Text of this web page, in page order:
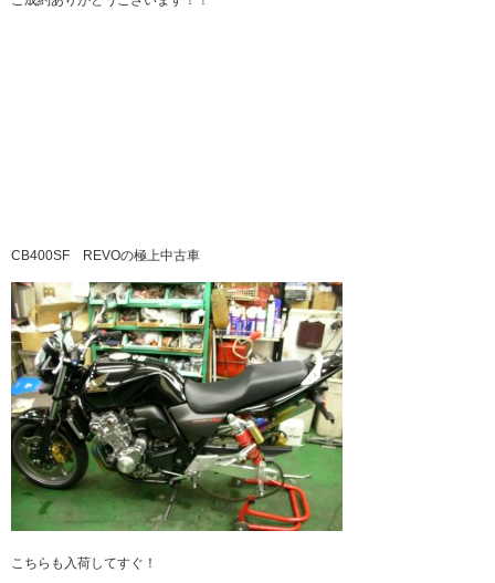
CB400SF REVOの極上中古車
こちらも入荷してすぐ！